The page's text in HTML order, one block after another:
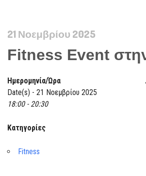
21 Νοεμβρίου 2025
Fitness Event
Ημερομηνία/Ώρα
Date(s) - 21 Νοεμβρίου 2025
18:00 - 20:30
Κατηγορίες
Fitness